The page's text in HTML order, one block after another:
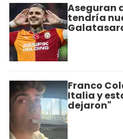
Aseguran
tendría
Franco
Italia y
dejaron"